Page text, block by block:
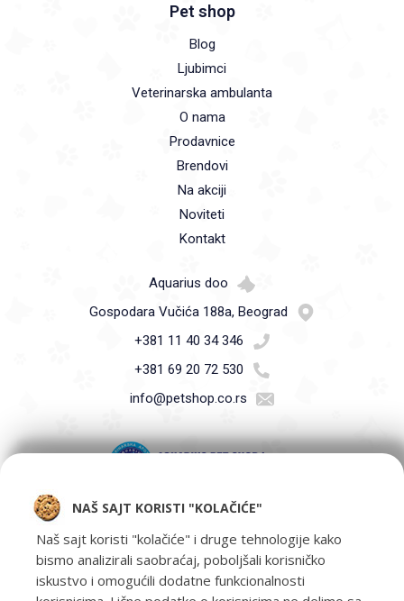
Pet shop
Blog
Ljubimci
Veterinarska ambulanta
O nama
Prodavnice
Brendovi
Na akciji
Noviteti
Kontakt
Aquarius doo
Gospodara Vučića 188a, Beograd
+381 11 40 34 346
+381 69 20 72 530
info@petshop.co.rs
Pet Shop Aquarius - Vaši ljubimci zaslužuju samo najbolje -
oprema za kućne ljubimce i hrana za kućne ljubimce Beograd.
NAŠ SAJT KORISTI "KOLAČIĆE"
Naš sajt koristi "kolačiće" i druge tehnologije kako
bismo analizirali saobraćaj, poboljšali korisničko
iskustvo i omogućili dodatne funkcionalnosti